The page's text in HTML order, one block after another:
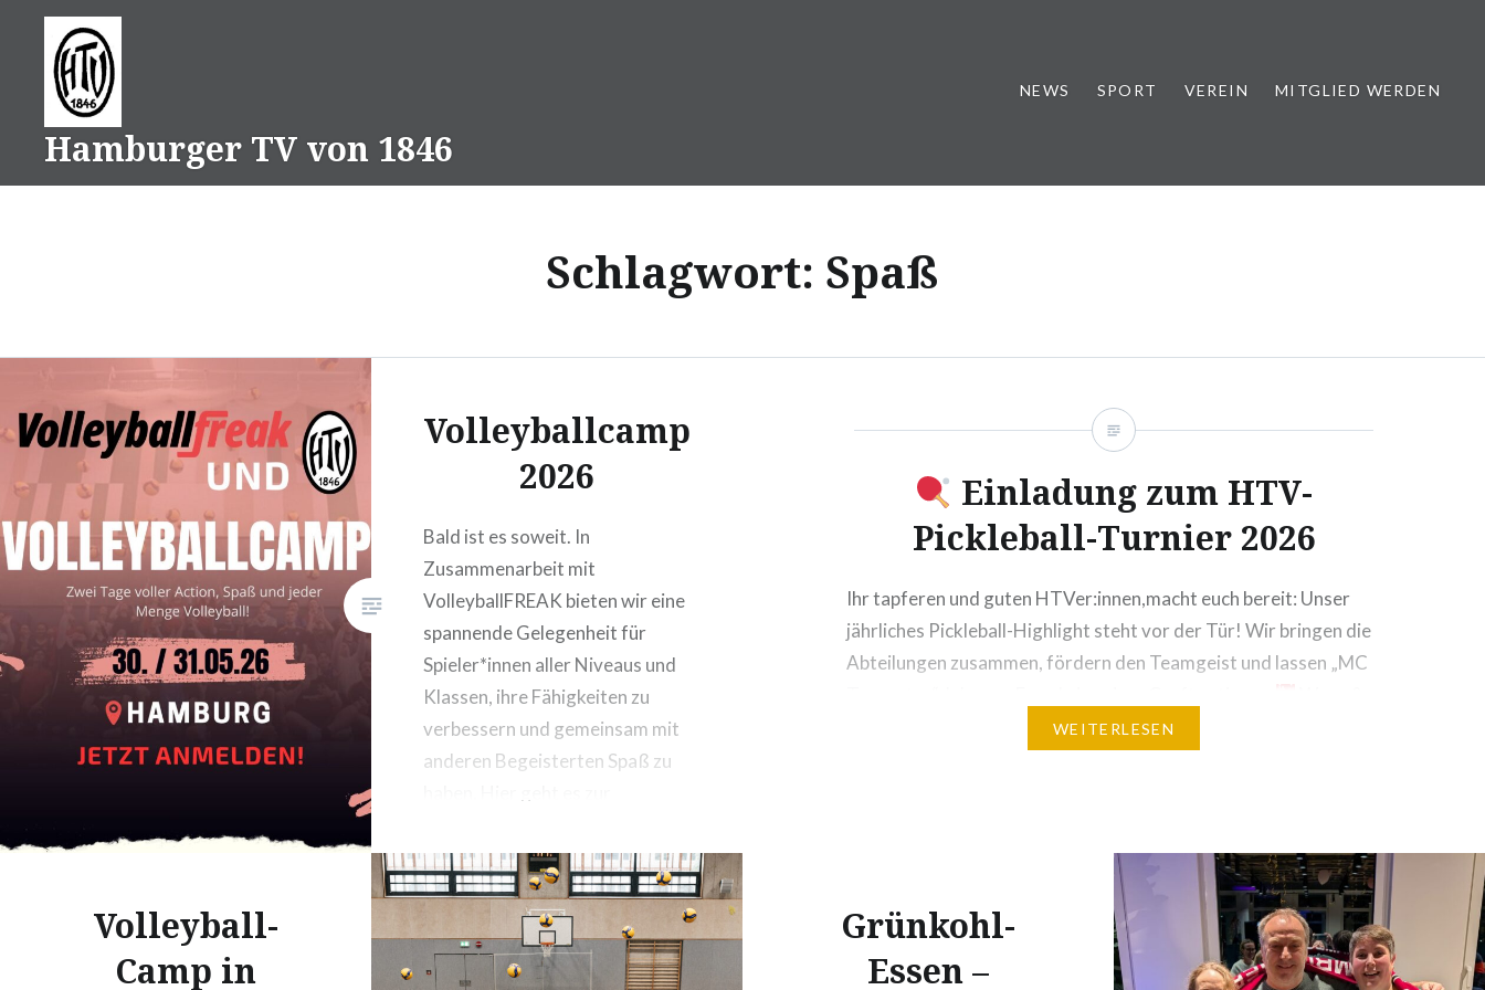
Direkt
Hamburger TV von 1846
NEWS SPORT VEREIN MITGLIED WERDEN
Schlagwort: Spaß
Volleyballcamp
2026
Bald ist es soweit. In
Zusammenarbeit mit
VolleyballFREAK bieten wir eine
spannende Gelegenheit für
Spieler*innen aller Niveaus und
Klassen, ihre Fähigkeiten zu
verbessern und gemeinsam mit
anderen Begeisterten Spaß zu
Fragen kommt gerne auf die
Ansprechpartner*innen der
Volleyball-Abteilung zu. Wir
freuen uns auf zahlreiche
Teilnehmende
Einladung zum HTV-
Pickleball-Turnier 2026
Ihr tapferen und guten HTVer:innen,macht euch bereit: Unser
jährliches Pickleball-Highlight steht vor der Tür! Wir bringen die
Abteilungen zusammen, fördern den Teamgeist und lassen „MC
Das Spielprinzip: „Doppel-Power“Wir spielen an diesem
Tag ausschließlich Doppel. Das bedeutet für uns: Noch kein Profi?
WEITERLESEN
Volleyball-
Camp in
Grünkohl-
Essen –